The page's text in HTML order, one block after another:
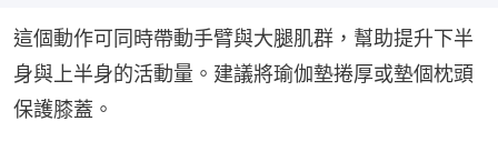
這個動作可同時帶動手臂與大腿肌群，幫助提升下半
身與上半身的活動量。建議將瑜伽墊捲厚或墊個枕頭
保護膝蓋。